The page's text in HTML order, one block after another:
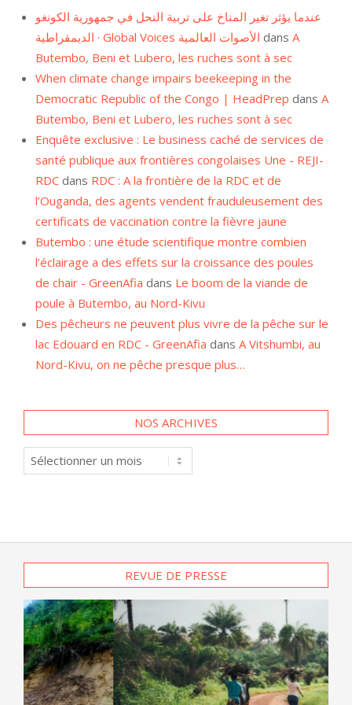
الديمقراطية · Global Voices الأصوات العالميةdans A
Butembo, Beni et Lubero, les ruches sont à sec
When climate change impairs beekeeping in the
Democratic Republic of the Congo | HeadPrepdans
Butembo, Beni et Lubero, les ruches sont à sec
Enquête exclusive : Le business caché de services de
santé publique aux frontières congolaises Une - REJI-
RDCdansRDC : A la frontière de la RDC et de
l’Ouganda, des agents vendent frauduleusement des
certificats de vaccination contre la fièvre jaune
Butembo : une étude scientifique montre combien
l’éclairage a des effets sur la croissance des poules
de chair - GreenAfiadansLe boom de la viande de
poule à Butembo, au Nord-Kivu
Des pêcheurs ne peuvent plus vivre de la pêche sur le
lac Edouard en RDC - GreenAfiadansA Vitshumbi, au
Nord-Kivu, on ne pêche presque plus…
NOS ARCHIVES
Nos
archives
REVUE DE PRESSE